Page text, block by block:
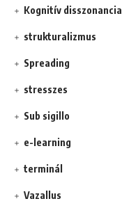
Kognitív disszonancia
strukturalizmus
Spreading
stresszes
Sub sigillo
e-learning
terminál
Vazallus